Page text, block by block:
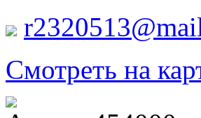
Смотреть на